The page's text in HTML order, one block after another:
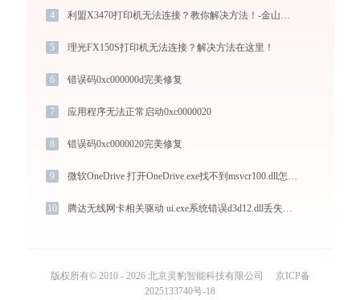
4
5 理光FX150S打印机无法连接？解决方法在这里！
6 错误码0xc000000d完美修复
7 应用程序无法正常启动0xc0000020
8 错误码0xc0000020完美修复
9
10
版权所有© 2010 - 2026 北京灵豹智能科技有限公司
京ICP备
2025133740号-18